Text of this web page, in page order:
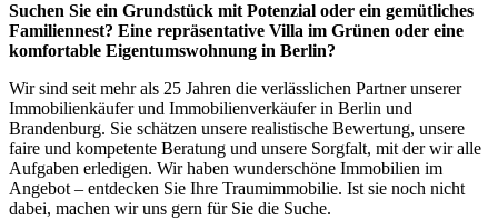
Suchen Sie ein Grundstück mit Potenzial oder ein gemütliches
Familiennest? Eine repräsentative Villa im Grünen oder eine
komfortable Eigentumswohnung in Berlin?
Wir sind seit mehr als 25 Jahren die verlässlichen Partner unserer
Immobilienkäufer und Immobilienverkäufer in Berlin und
Brandenburg. Sie schätzen unsere realistische Bewertung, unsere
faire und kompetente Beratung und unsere Sorgfalt, mit der wir alle
Aufgaben erledigen. Wir haben wunderschöne Immobilien im
Angebot – entdecken Sie Ihre Traumimmobilie. Ist sie noch nicht
dabei, machen wir uns gern für Sie die Suche.